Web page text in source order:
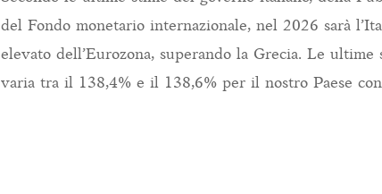
del Fondo monetario internazionale, nel 2026 sarà
elevato dell’Eurozona, superando la Grecia. Le
varia tra il 138,4% e il 138,6% per il nostro Paese